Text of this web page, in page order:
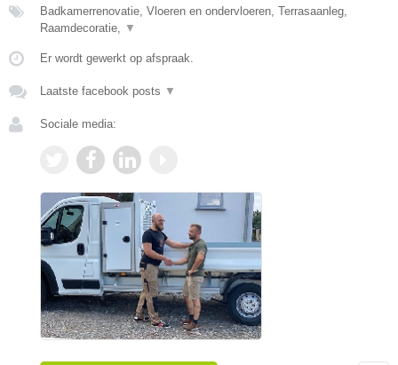
Badkamerrenovatie, Vloeren en ondervloeren, Terrasaanleg,
Raamdecoratie, ▼
Er wordt gewerkt op afspraak.
Laatste facebook posts ▼
Sociale media: